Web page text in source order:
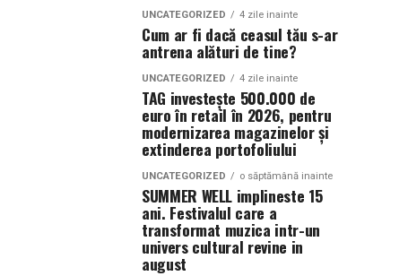
UNCATEGORIZED 4 zile inainte
Cum ar fi dacă ceasul tău s-ar
antrena alături de tine?
UNCATEGORIZED 4 zile inainte
TAG investește 500.000 de
euro în retail în 2026, pentru
modernizarea magazinelor și
extinderea portofoliului
UNCATEGORIZED o săptămână inainte
SUMMER WELL implineste 15
ani. Festivalul care a
transformat muzica intr-un
univers cultural revine in
august